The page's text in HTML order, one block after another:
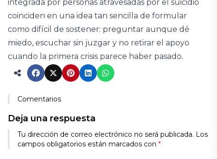
integrada por personas atravesadas por el suicidio
coinciden en una idea tan sencilla de formular
como difícil de sostener: preguntar aunque dé
miedo, escuchar sin juzgar y no retirar el apoyo
cuando la primera crisis parece haber pasado.
Comentarios
Deja una respuesta
Tu dirección de correo electrónico no será publicada. Los
campos obligatorios están marcados con *